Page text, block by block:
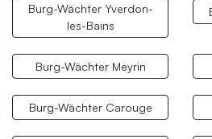
Burg-Wächter Yverdon-
les-Bains
Burg-Wächter Meyrin
Burg-Wächter Carouge